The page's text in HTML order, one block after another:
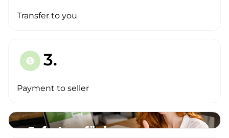
Transfer to you
paid 3.
Payment to seller